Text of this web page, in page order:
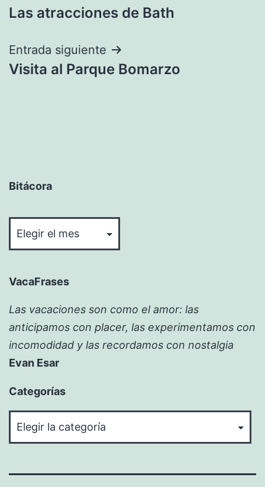
de
entradas
Las atracciones de Bath
Entrada siguiente
Visita al Parque Bomarzo
Bitácora
VacaFrases
Las vacaciones son como el amor: las
anticipamos con placer, las experimentamos con
incomodidad y las recordamos con nostalgia
Evan Esar
Categorías